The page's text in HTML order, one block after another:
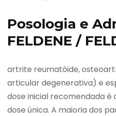
Posologia e
FELDENE /
artrite reumatóide,
articular degenerativa) e
dose inicial recomendada é
dose única. A maioria dos